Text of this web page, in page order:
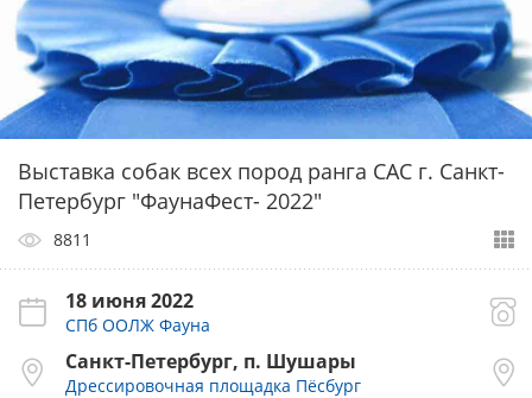
Выставка собак всех пород ранга САС г. Санкт-
Петербург "ФаунаФест- 2022"
8811
18 июня 2022
СПб ООЛЖ Фауна
Санкт-Петербург, п. Шушары
Дрессировочная площадка Пёсбург